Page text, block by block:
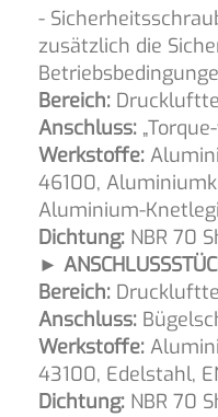
-
zusätzlich die
Bereich:
Anschluss:
Werkstoffe:
46100,
Aluminium-
Dichtung: NBR 70
►
Bereich:
Anschluss:
Werkstoffe:
43100, Edelstahl,
Dichtung: NBR 70